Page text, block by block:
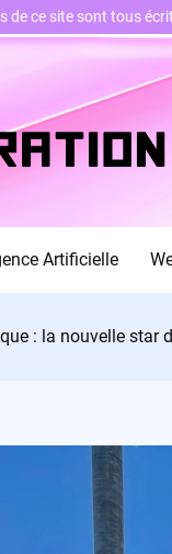
Artificielle
: la nouvelle star
de ce site sont tous